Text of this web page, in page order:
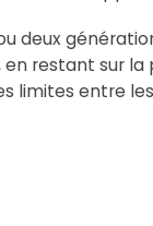
deux
en restant sur
limites entre